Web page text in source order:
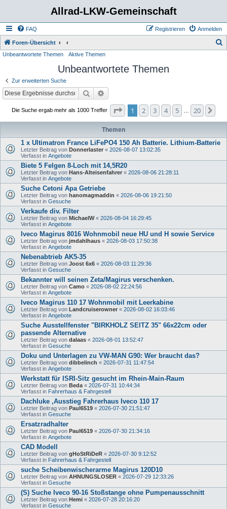
Allrad-LKW-Gemeinschaft
FAQ Anmelden
Registrieren
Foren-Übersicht
Unbeantwortete Themen Aktive Themen
Unbeantwortete Themen
Zur erweiterten Suche
Suche
Die Suche ergab mehr als 1000 Treffer Seite von
1 2 3 4 5 20
Themen
1 x Ultimatron France LiFePO4 150 Ah Batterie. Lithium-Batterie
Letzter Beitrag von Donnerlaster « 2026-08-07 13:02:35
Verfasst in Angebote
Biete 5 Felgen 8-Loch mit 14,5R20
Letzter Beitrag von Hans-Alteisenfahrer « 2026-08-06 21:28:11
Verfasst in Angebote
Suche Cetoni Apa Getriebe
Letzter Beitrag von hanomagmaddin « 2026-08-06 19:21:50
Verfasst in Gesuche
Verkaufe div. Filter
Letzter Beitrag von MichaelW« 2026-08-04 16:29:45
Verfasst in Angebote
Iveco Magirus 8016 Wohnmobil neue HU und H sowie Service
Letzter Beitrag von jmdahlhaus « 2026-08-03 17:50:38
Verfasst in Angebote
Nebenabtrieb AK5-35
Letzter Beitrag von Joost 6x6 « 2026-08-03 11:29:36
Verfasst in Gesuche
Bekannter will seinen Zeta/Magirus verschenken.
Letzter Beitrag von Camo « 2026-08-02 22:24:56
Verfasst in Angebote
Iveco Magirus 110 17 Wohnmobil mit Leerkabine
Letzter Beitrag von Landcruiserowner « 2026-08-02 16:03:46
Verfasst in Angebote
Suche Ausstellfenster "BIRKHOLZ SEITZ 35" 66x22cm oder
passende Alternative
Letzter Beitrag von dalaas « 2026-08-01 13:52:47
Verfasst in Gesuche
Doku und Unterlagen zu VW-MAN G90: Wer braucht das?
Letzter Beitrag von dibbelinch « 2026-07-31 11:47:54
Verfasst in Angebote
Werkstatt für ISRI-Sitz gesucht im Rhein-Main-Raum
Letzter Beitrag von Beda « 2026-07-31 10:44:34
Verfasst in Fahrerhaus & Fahrgestell
Dachluke ,Ausstieg Fahrerhaus Iveco 110 17
Letzter Beitrag von Paul6519 « 2026-07-30 21:51:47
Verfasst in Gesuche
Ersatzradhalter
Letzter Beitrag von Paul6519 « 2026-07-30 21:34:16
Verfasst in Angebote
CAD Modell
Letzter Beitrag von gHoStRiDeR « 2026-07-30 9:12:52
Verfasst in Fahrerhaus & Fahrgestell
suche Scheibenwischerarme Magirus 120D10
Letzter Beitrag von AHNUNGSLOSER « 2026-07-29 12:33:26
Verfasst in Gesuche
(S) Suche Iveco 90-16 Stoßstange ohne Pumpenausschnitt
Letzter Beitrag von Hemi « 2026-07-28 20:16:20
Verfasst in Gesuche